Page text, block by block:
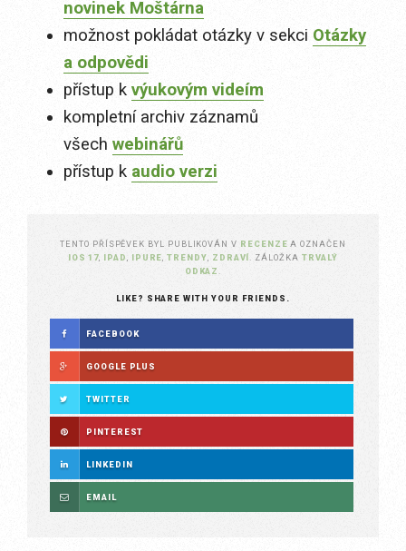
novinek Moštárna
možnost pokládat otázky v sekci Otázky
a odpovědi
přístup k výukovým videím
kompletní archiv záznamů
všech webinářů
přístup k audio verzi
TENTO PŘÍSPĚVEK BYL PUBLIKOVÁN V RECENZE A OZNAČEN
IOS 17 IPAD IPURE ,TRENDY ZDRAVÍ . ZÁLOŽKA TRVALÝ
ODKAZ
LIKE? SHARE WITH YOUR FRIENDS.
FACEBOOK
GOOGLE PLUS
TWITTER
PINTEREST
LINKEDIN
EMAIL